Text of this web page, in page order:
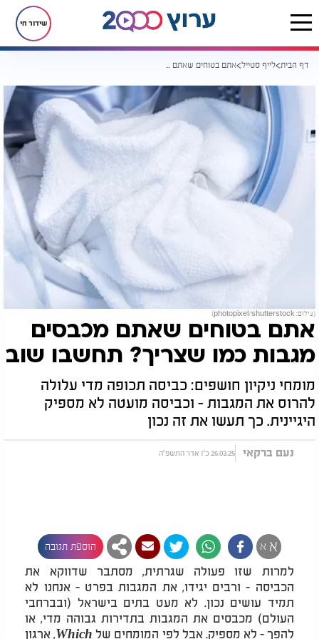
שידור חי
דף הבית לייף סטייל אתם בטוחים שאתם מכבסים מגבות כמו שצריך? תחשבו שוב
(צילום: photopixel/shutterstock)
אתם בטוחים שאתם מכבסים
מגבות כמו שצריך? תחשבו שוב
מומחי ניקיון חושפים: כביסה תכופה מדי עלולה
להרוס את המגבות - וכביסה מועטה לא מספיק
היגיינית. כך תעשו את זה נכון
נעם ברקאי 26.03.25 כ"ו אדר התשפ"ה
א א הוספת תגובה
למרות שזו פעולה שגרתית, מסתבר שדווקא את
הכביסה - ורבים יגידו, את המגבות בפרט - אנחנו לא
תמיד עושים נכון. לא מעט בתים בישראל (ובברחבי
העולם) מכבסים את המגבות בתדירות גבוהה מדי, או
להפך - לא מספיק. אבל לפי המומחים של Which, ארגון